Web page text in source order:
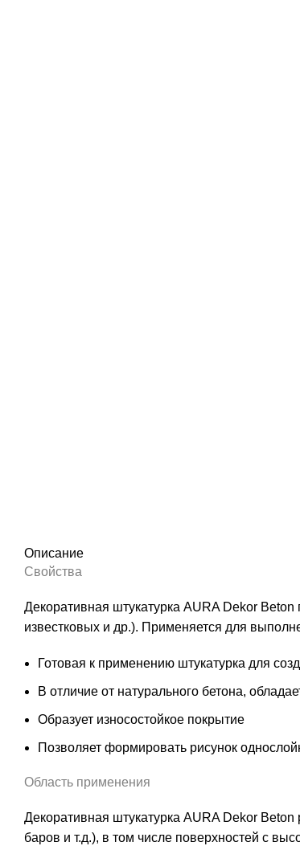
Описание
Свойства
Декоративная штукатурка AURA Dekor
известковых и др.). Применяется для
Готовая к применению штукатурка для
В отличие от натурального бетона,
Образует износостойкое покрытие
Позволяет формировать рисунок
Область применения
Декоративная штукатурка AURA Dekor
баров и т.д.), в том числе поверхностей с